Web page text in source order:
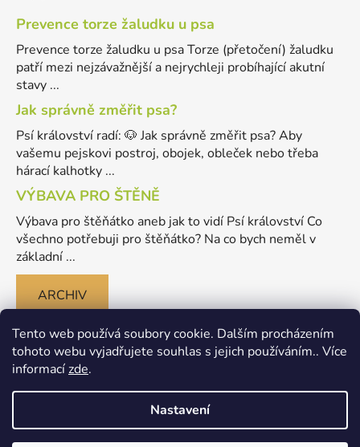
Tento web používá soubory cookie. Dalším procházením
tohoto webu vyjadřujete souhlas s jejich používáním.. Více
informacízde.
Nastavení
Prevence torze žaludku u psa
Prevence torze žaludku u psa Torze (přetočení) žaludku
patří mezi nejzávažnější a nejrychleji probíhající akutní
stavy ...
Jak správně změřit psa?
Psí království radí: 🐶 Jak správně změřit psa? Aby
vašemu pejskovi postroj, obojek, obleček nebo třeba
hárací kalhotky ...
VÝBAVA PRO ŠTĚNĚ
Výbava pro štěňátko aneb jak to vidí Psí království Co
všechno potřebuji pro štěňátko? Na co bych neměl v
základní ...
ARCHIV